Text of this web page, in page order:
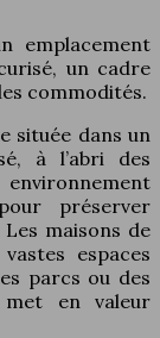
emplacement
un cadre
commodités.
située dans un
à l’abri des
préserver
maisons de
espaces
parcs ou des
en valeur